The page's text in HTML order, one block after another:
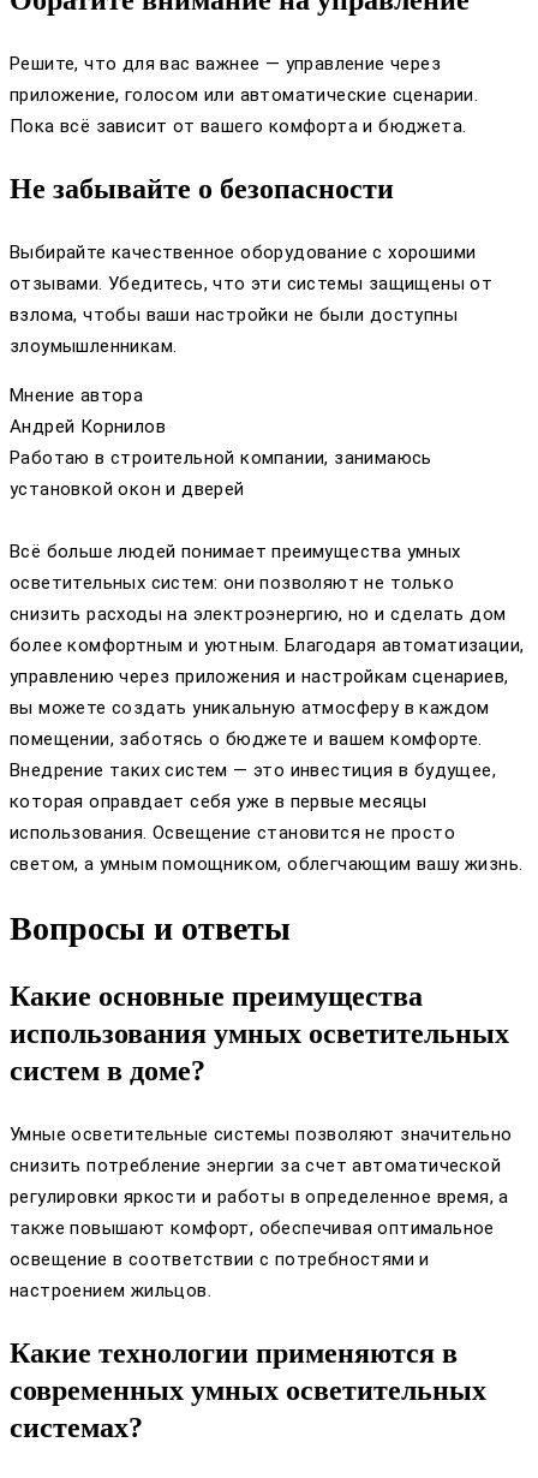
Решите, что для вас важнее — управление через
приложение, голосом или автоматические сценарии.
Пока всё зависит от вашего комфорта и бюджета.
Не забывайте о безопасности
Выбирайте качественное оборудование с хорошими
отзывами. Убедитесь, что эти системы защищены от
взлома, чтобы ваши настройки не были доступны
злоумышленникам.
Мнение автора
Андрей Корнилов
Работаю в строительной компании, занимаюсь
установкой окон и дверей
Всё больше людей понимает преимущества умных
осветительных систем: они позволяют не только
снизить расходы на электроэнергию, но и сделать дом
более комфортным и уютным. Благодаря автоматизации,
управлению через приложения и настройкам сценариев,
вы можете создать уникальную атмосферу в каждом
помещении, заботясь о бюджете и вашем комфорте.
Внедрение таких систем — это инвестиция в будущее,
которая оправдает себя уже в первые месяцы
использования. Освещение становится не просто
светом, а умным помощником, облегчающим вашу жизнь.
Вопросы и ответы
Какие основные преимущества
использования умных осветительных
систем в доме?
Умные осветительные системы позволяют значительно
снизить потребление энергии за счет автоматической
регулировки яркости и работы в определенное время, а
также повышают комфорт, обеспечивая оптимальное
освещение в соответствии с потребностями и
настроением жильцов.
Какие технологии применяются в
современных умных осветительных
системах?